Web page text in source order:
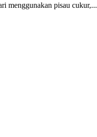
menggunakan pisau cukur,...